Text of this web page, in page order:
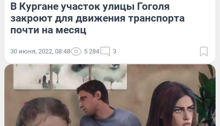
В Кургане участок улицы Гоголя
закроют для движения транспорта
почти на месяц
30 июня, 2022, 08:48 5 284 3